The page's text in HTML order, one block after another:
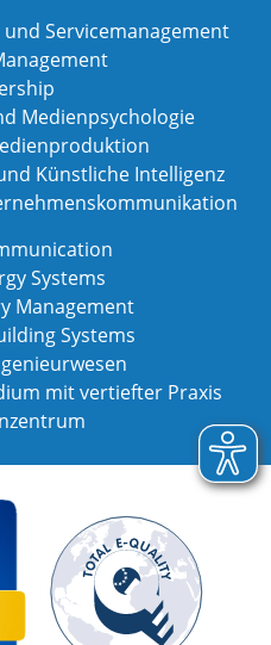
Servicemanagement
Medienpsychologie
Künstliche Intelligenz
Systems
Management
Systems
mit vertiefter Praxis